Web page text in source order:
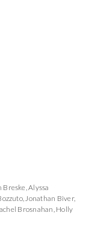
Breske,Alyssa
,Jonathan Biver,
Brosnahan, Holly